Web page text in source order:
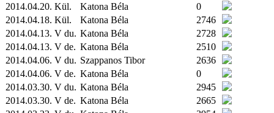
2014.04.20. Kül. Katona Béla
0
2014.04.18. Kül. Katona Béla
2746
2014.04.13. V du. Katona Béla
2728
2014.04.13. V de. Katona Béla
2510
2014.04.06. V du. Szappanos Tibor
2636
2014.04.06. V de. Katona Béla
0
2014.03.30. V du. Katona Béla
2945
2014.03.30. V de. Katona Béla
2665